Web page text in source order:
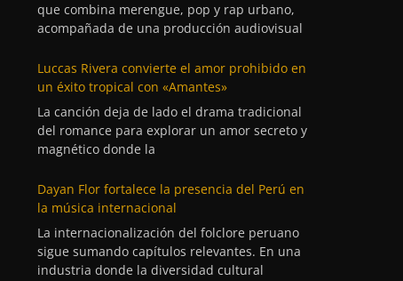
que combina merengue, pop y rap urbano,
acompañada de una producción audiovisual
Luccas Rivera convierte el amor prohibido en
un éxito tropical con «Amantes»
La canción deja de lado el drama tradicional
del romance para explorar un amor secreto y
magnético donde la
Dayan Flor fortalece la presencia del Perú en
la música internacional
La internacionalización del folclore peruano
sigue sumando capítulos relevantes. En una
industria donde la diversidad cultural